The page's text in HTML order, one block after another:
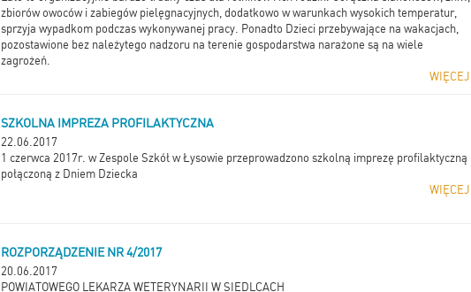
zbiorów owoców i zabiegów pielęgnacyjnych, dodatkowo w warunkach wysokich temperatur,
sprzyja wypadkom podczas wykonywanej pracy. Ponadto Dzieci przebywające na wakacjach,
pozostawione bez należytego nadzoru na terenie gospodarstwa narażone są na wiele
zagrożeń.
WIĘCEJ
SZKOLNA IMPREZA PROFILAKTYCZNA
22.06.2017
1 czerwca 2017r. w Zespole Szkół w Łysowie przeprowadzono szkolną imprezę profilaktyczną
połączoną z Dniem Dziecka
WIĘCEJ
ROZPORZĄDZENIE NR 4/2017
20.06.2017
POWIATOWEGO LEKARZA WETERYNARII W SIEDLCACH